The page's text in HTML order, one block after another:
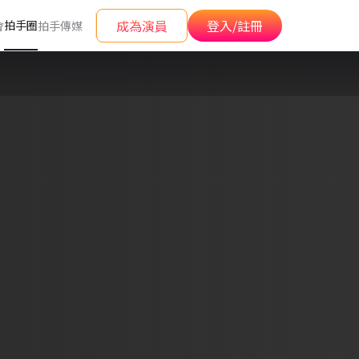
拍手圈拍手傳媒 成為演員 登入/註冊